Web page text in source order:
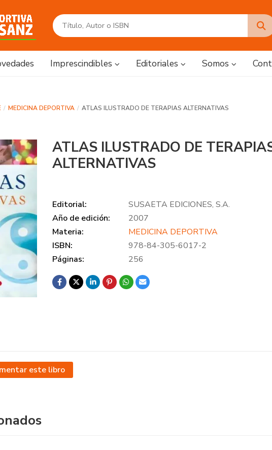
Imprescindibles Editoriales Somos
MEDICINA DEPORTIVA ATLAS ILUSTRADO DE TERAPIAS ALTERNATIVAS
ATLAS ILUSTRADO DE
ALTERNATIVAS
Editorial:
SUSAETA EDICIONES, S.A.
Año de edición:
2007
Materia:
MEDICINA DEPORTIVA
ISBN:
978-84-305-6017-2
Páginas:
256
este libro